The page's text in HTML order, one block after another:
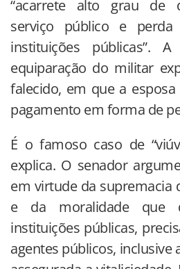
“acarrete alto grau de
serviço público e
instituições públicas”.
equiparação do militar
falecido, em que a
pagamento em forma de
É o famoso caso de
explica. O senador
em virtude da supremacia
e da moralidade que
instituições públicas,
agentes públicos, inclusive